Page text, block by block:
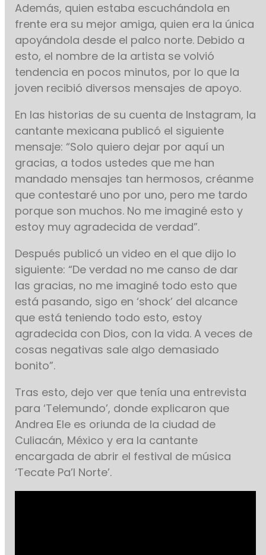
Además, quien estaba escuchándola en
frente era su mejor amiga, quien era la única
apoyándola desde el palco norte. Debido a
esto, el nombre de la artista se volvió
tendencia en pocos minutos, por lo que la
joven recibió diversos mensajes de apoyo.
En las historias de su cuenta de Instagram, la
cantante mexicana publicó el siguiente
mensaje: “Solo quiero dejar por aquí un
gracias, a todos ustedes que me han
mandado mensajes tan hermosos, créanme
que contestaré uno por uno, pero me tardo
porque son muchos. No me imaginé esto y
estoy muy agradecida de verdad”.
Después publicó un video en el que dijo lo
siguiente: “De verdad no me canso de dar
las gracias, no me imaginé todo esto que
está pasando, sigo en ‘shock’ del alcance
que está teniendo todo esto, estoy
agradecida con Dios, con la vida. A veces de
cosas negativas sale algo demasiado
bonito”.
Tras esto, dejo ver que tenía una entrevista
para ‘Telemundo’, donde explicaron que
Andrea Ele es oriunda de la ciudad de
Culiacán, México y era la cantante
encargada de abrir el festival de música
‘Tecate Pa’l Norte’.